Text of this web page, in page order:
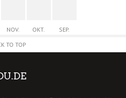
NOV. OKT.
SEP.
TO TOP